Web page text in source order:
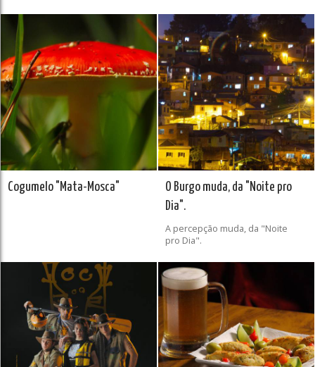
Cogumelo "Mata-Mosca"
O Burgo muda, da "Noite pro
Dia".
A percepção muda, da "Noite
pro Dia".